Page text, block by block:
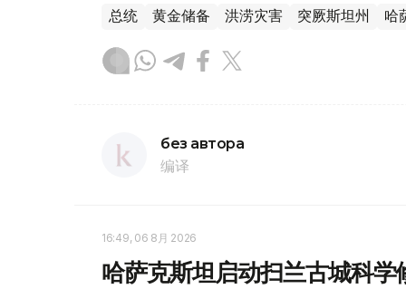
总统 黄金储备 洪涝灾害 突厥斯坦州 哈
без автора
编译
16:49, 06 8月 2026
哈萨克斯坦启动扫兰古城科